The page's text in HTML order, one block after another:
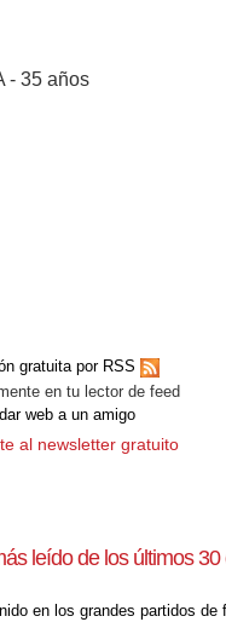
- 35 años
gratuita por RSS
en tu lector de feed
web a un amigo
al newsletter gratuito
leído de los últimos 30
en los grandes partidos de